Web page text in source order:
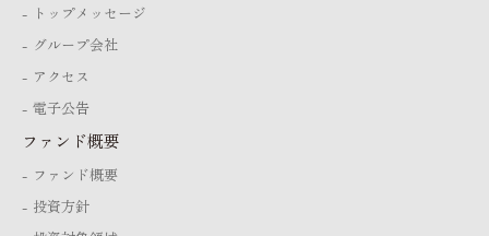
トップメッセージ
グループ会社
アクセス
電子公告
ファンド概要
ファンド概要
投資方針